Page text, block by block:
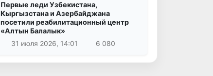
Первые леди Узбекистана,
Кыргызстана и Азербайджана
посетили реабилитационный центр
«Алтын Балалык»
31 июля 2026, 14:01
6 080